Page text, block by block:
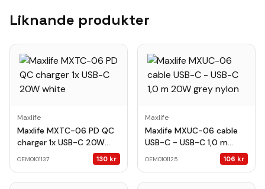
Liknande produkter
Maxlife
Maxlife MXTC-06 PD QC
charger 1x USB-C 20W
OEM0101137 130 kr
Maxlife
Maxlife MXUC-06 cable
USB-C - USB-C 1,0 m
OEM0101125 106 kr